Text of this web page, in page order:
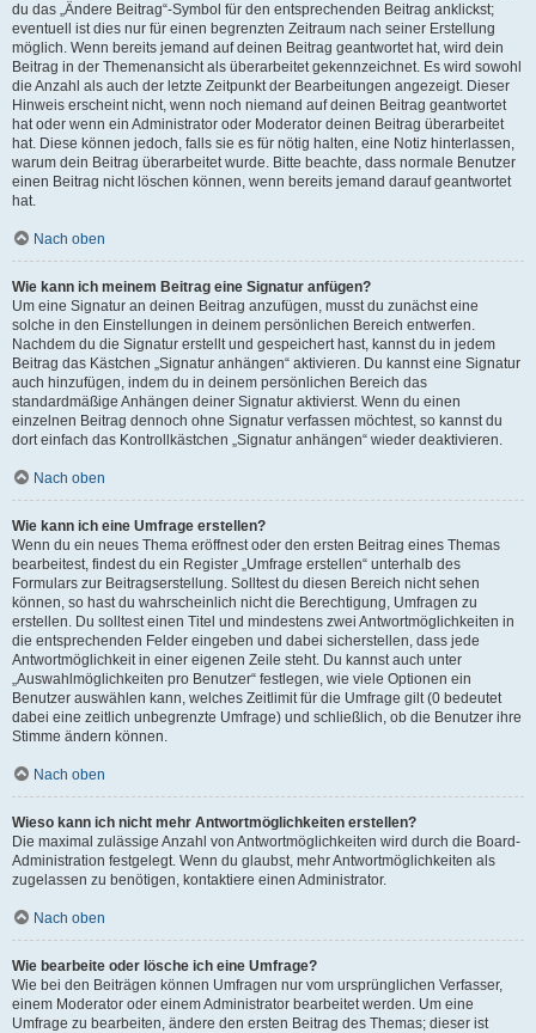
du das „Ändere Beitrag“-Symbol für den entsprechenden Beitrag anklickst;
eventuell ist dies nur für einen begrenzten Zeitraum nach seiner Erstellung
möglich. Wenn bereits jemand auf deinen Beitrag geantwortet hat, wird dein
Beitrag in der Themenansicht als überarbeitet gekennzeichnet. Es wird sowohl
die Anzahl als auch der letzte Zeitpunkt der Bearbeitungen angezeigt. Dieser
Hinweis erscheint nicht, wenn noch niemand auf deinen Beitrag geantwortet
hat oder wenn ein Administrator oder Moderator deinen Beitrag überarbeitet
hat. Diese können jedoch, falls sie es für nötig halten, eine Notiz hinterlassen,
warum dein Beitrag überarbeitet wurde. Bitte beachte, dass normale Benutzer
einen Beitrag nicht löschen können, wenn bereits jemand darauf geantwortet
hat.
Nach oben
Wie kann ich meinem Beitrag eine Signatur anfügen?
Um eine Signatur an deinen Beitrag anzufügen, musst du zunächst eine
solche in den Einstellungen in deinem persönlichen Bereich entwerfen.
Nachdem du die Signatur erstellt und gespeichert hast, kannst du in jedem
Beitrag das Kästchen „Signatur anhängen“ aktivieren. Du kannst eine Signatur
auch hinzufügen, indem du in deinem persönlichen Bereich das
standardmäßige Anhängen deiner Signatur aktivierst. Wenn du einen
einzelnen Beitrag dennoch ohne Signatur verfassen möchtest, so kannst du
dort einfach das Kontrollkästchen „Signatur anhängen“ wieder deaktivieren.
Nach oben
Wie kann ich eine Umfrage erstellen?
Wenn du ein neues Thema eröffnest oder den ersten Beitrag eines Themas
bearbeitest, findest du ein Register „Umfrage erstellen“ unterhalb des
Formulars zur Beitragserstellung. Solltest du diesen Bereich nicht sehen
können, so hast du wahrscheinlich nicht die Berechtigung, Umfragen zu
erstellen. Du solltest einen Titel und mindestens zwei Antwortmöglichkeiten in
die entsprechenden Felder eingeben und dabei sicherstellen, dass jede
Antwortmöglichkeit in einer eigenen Zeile steht. Du kannst auch unter
„Auswahlmöglichkeiten pro Benutzer“ festlegen, wie viele Optionen ein
Benutzer auswählen kann, welches Zeitlimit für die Umfrage gilt (0 bedeutet
dabei eine zeitlich unbegrenzte Umfrage) und schließlich, ob die Benutzer ihre
Stimme ändern können.
Nach oben
Wieso kann ich nicht mehr Antwortmöglichkeiten erstellen?
Die maximal zulässige Anzahl von Antwortmöglichkeiten wird durch die Board-
Administration festgelegt. Wenn du glaubst, mehr Antwortmöglichkeiten als
zugelassen zu benötigen, kontaktiere einen Administrator.
Nach oben
Wie bearbeite oder lösche ich eine Umfrage?
Wie bei den Beiträgen können Umfragen nur vom ursprünglichen Verfasser,
einem Moderator oder einem Administrator bearbeitet werden. Um eine
Umfrage zu bearbeiten, ändere den ersten Beitrag des Themas; dieser ist